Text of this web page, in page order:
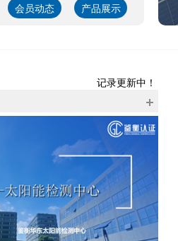
会员动态 产品展示
记录更新中！